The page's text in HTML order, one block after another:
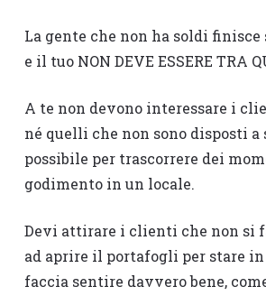
La gente che non ha soldi finisce
e il tuo NON DEVE ESSERE TRA
A te non devono interessare i
né quelli che non sono disposti a
possibile per trascorrere dei
godimento in un locale.
Devi attirare i clienti che non si
ad aprire il portafogli per stare
faccia sentire davvero bene,